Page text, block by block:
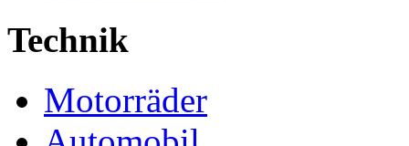
Technik
Motorräder